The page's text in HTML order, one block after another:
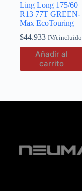
Ling Long 175/60
R13 77T GREEN-
Max EcoTouring
$44.933 IVA incluido
Añadir al
carrito